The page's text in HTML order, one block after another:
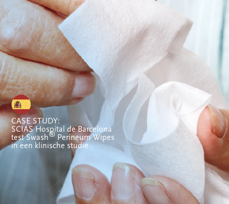
CASE STUDY:
SCIAS Hospital de Barcelona
test Swash®Perineum Wipes
in een klinische studie